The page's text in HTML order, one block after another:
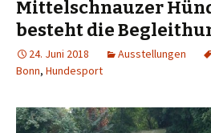
Mittelschnauzer
besteht die
24. Juni 2018 Ausstellungen
Bonn, Hundesport